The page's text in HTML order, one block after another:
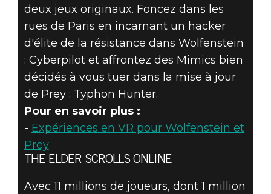
deux jeux originaux. Foncez dans les
rues de Paris en incarnant un hacker
d'élite de la résistance dans Wolfenstein
: Cyberpilot et affrontez des Mimics bien
décidés à vous tuer dans la mise à jour
de Prey : Typhon Hunter.
Pour en savoir plus :
- Expériences en VR pour Wolfenstein et
Prey
THE ELDER SCROLLS ONLINE
Avec 11 millions de joueurs, dont 1 million